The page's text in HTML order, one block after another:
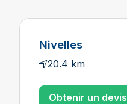
Nivelles
20.4 km
Obtenir un devis